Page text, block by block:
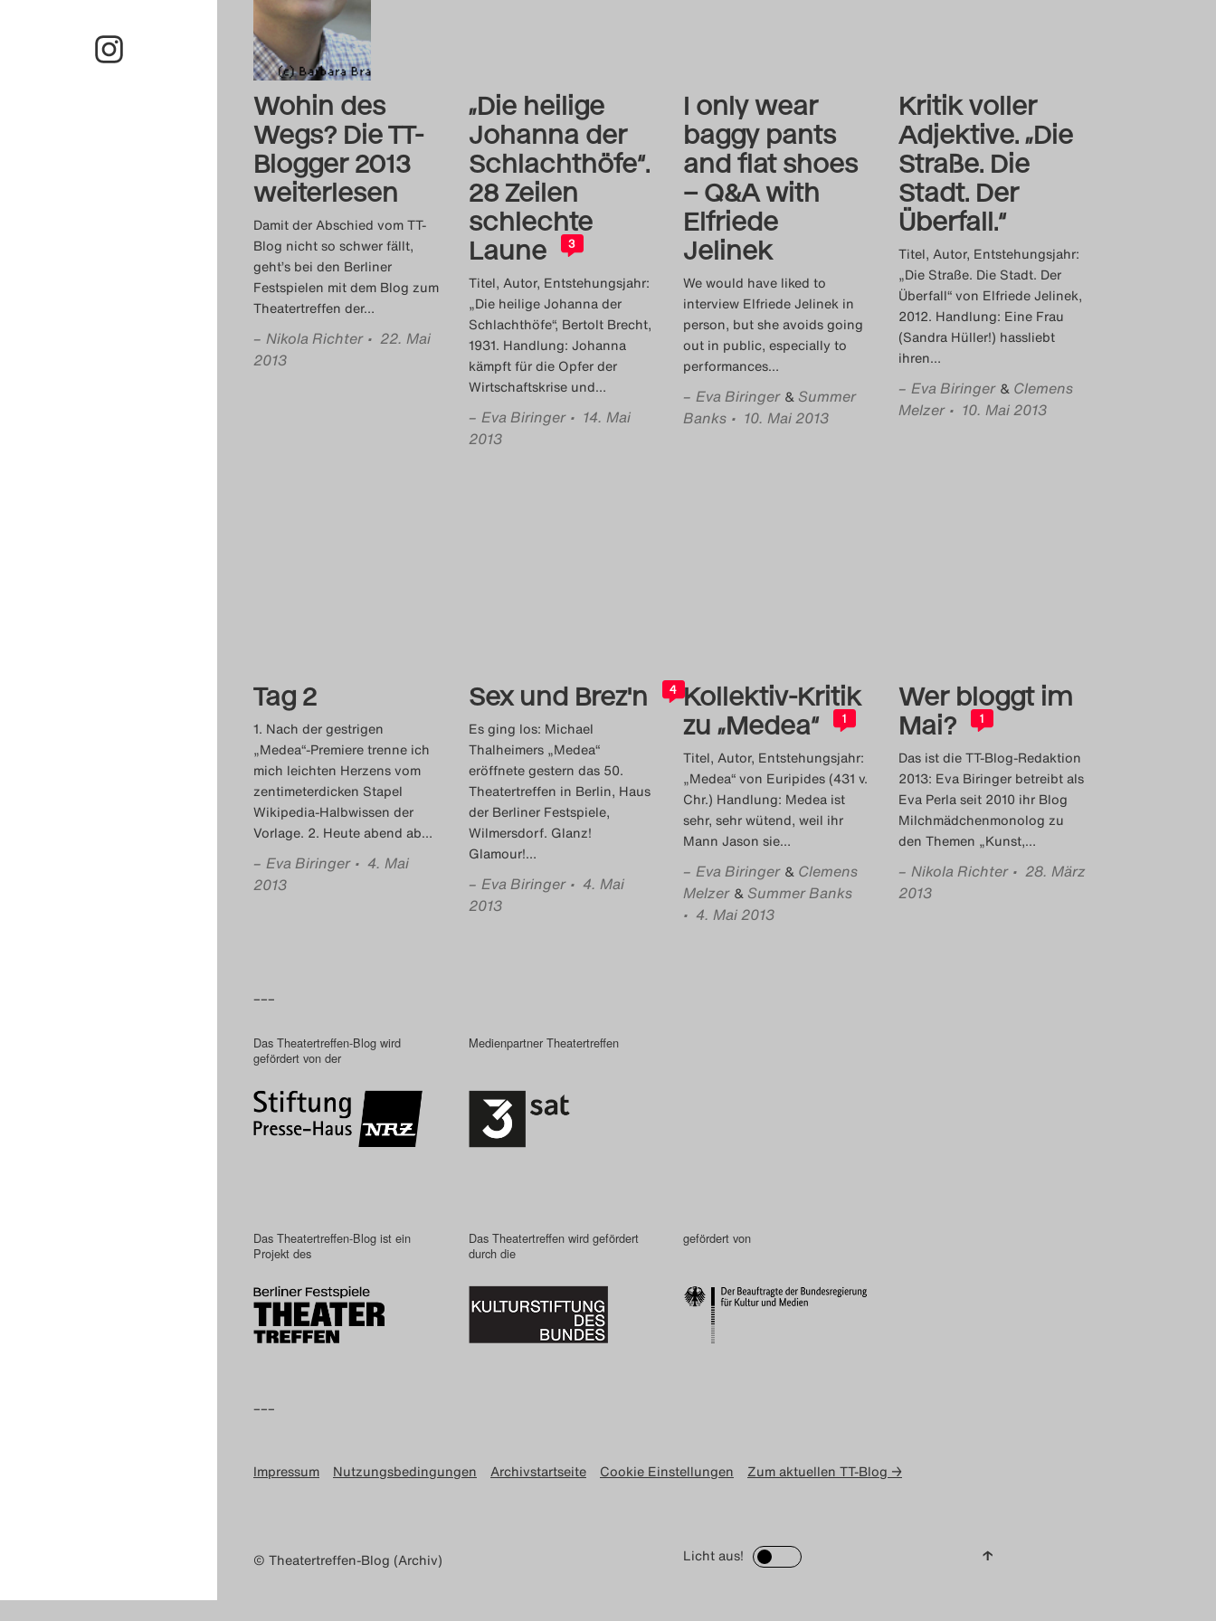
Wohin des
Wegs? Die TT-
Blogger 2013
weiterlesen
Damit der Abschied vom TT-
Blog nicht so schwer fällt,
geht’s bei den Berliner
Festspielen mit dem Blog zum
Theatertreffen der…
– Nikola Richter • 22. Mai
2013
„Die heilige
Johanna der
Schlachthöfe“.
28 Zeilen
schlechte
Laune
3
Titel, Autor, Entstehungsjahr:
„Die heilige Johanna der
Schlachthöfe“, Bertolt Brecht,
1931. Handlung: Johanna
kämpft für die Opfer der
Wirtschaftskrise und…
– Eva Biringer • 14. Mai
2013
I only wear
baggy pants
and flat shoes
– Q&A with
Elfriede
Jelinek
We would have liked to
interview Elfriede Jelinek in
person, but she avoids going
out in public, especially to
performances…
– Eva Biringer & Summer
Banks • 10. Mai 2013
Kritik voller
Adjektive. „Die
Straße. Die
Stadt. Der
Überfall.“
Titel, Autor, Entstehungsjahr:
„Die Straße. Die Stadt. Der
Überfall“ von Elfriede Jelinek,
2012. Handlung: Eine Frau
(Sandra Hüller!) hassliebt
ihren…
– Eva Biringer& Clemens
Melzer • 10. Mai 2013
Tag 2
1. Nach der gestrigen
„Medea“-Premiere trenne ich
mich leichten Herzens vom
zentimeterdicken Stapel
Wikipedia-Halbwissen der
Vorlage. 2. Heute abend ab…
– Eva Biringer • 4. Mai
2013
Sex und Brez'n 4
Es ging los: Michael
Thalheimers „Medea“
eröffnete gestern das 50.
Theatertreffen in Berlin, Haus
der Berliner Festspiele,
Wilmersdorf. Glanz!
Glamour!…
– Eva Biringer • 4. Mai
2013
Kollektiv-Kritik
zu „Medea“
1
Titel, Autor, Entstehungsjahr:
„Medea“ von Euripides (431 v.
Chr.) Handlung: Medea ist
sehr, sehr wütend, weil ihr
Mann Jason sie…
– Eva Biringer & Clemens
Melzer & Summer Banks
• 4. Mai 2013
Wer bloggt im
Mai?
1
Das ist die TT-Blog-Redaktion
2013: Eva Biringer betreibt als
Eva Perla seit 2010 ihr Blog
Milchmädchenmonolog zu
den Themen „Kunst,…
– Nikola Richter • 28. März
2013
–––
Das Theatertreffen-Blog wird
gefördert von der
Medienpartner Theatertreffen
Das Theatertreffen-Blog ist ein
Projekt des
Das Theatertreffen wird gefördert
durch die
gefördert von
–––
Impressum Nutzungsbedingungen Archivstartseite Cookie Einstellungen Zum aktuellen TT-Blog →
© Theatertreffen-Blog (Archiv) Licht aus! ↑